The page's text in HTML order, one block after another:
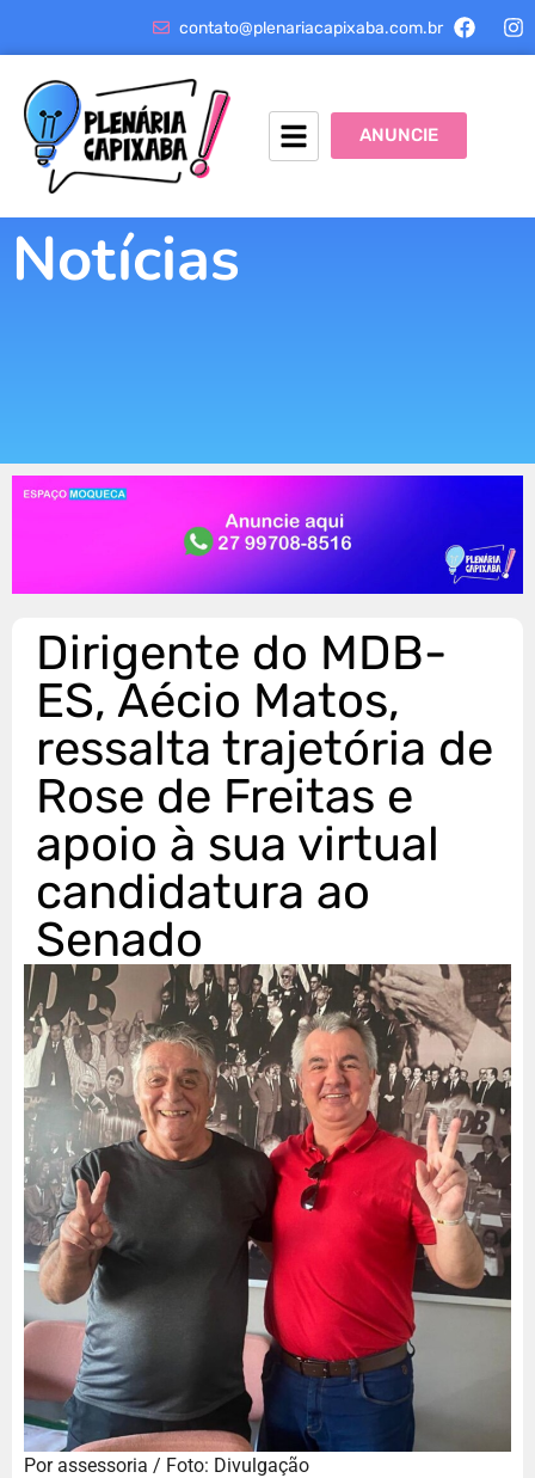
contato@plenariacapixaba.com.br
ANUNCIE
Notícias
Dirigente do MDB-
ES, Aécio Matos,
ressalta trajetória de
Rose de Freitas e
apoio à sua virtual
candidatura ao
Senado
Por assessoria / Foto: Divulgação